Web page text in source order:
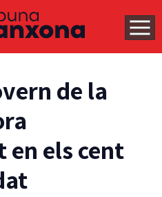
de la
els cent